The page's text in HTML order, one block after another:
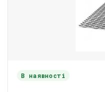
В наявності